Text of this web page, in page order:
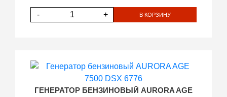
- + В КОРЗИНУ
ГЕНЕРАТОР БЕНЗИНОВЫЙ AURORA AGE